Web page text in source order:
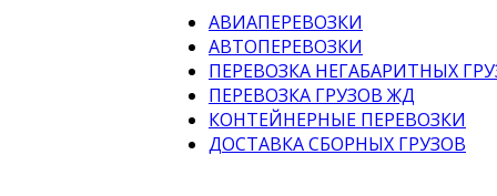
АВИАПЕРЕВОЗКИ
АВТОПЕРЕВОЗКИ
ПЕРЕВОЗКА НЕГАБАРИТНЫХ
ПЕРЕВОЗКА ГРУЗОВ ЖД
КОНТЕЙНЕРНЫЕ ПЕРЕВОЗКИ
ДОСТАВКА СБОРНЫХ ГРУЗОВ